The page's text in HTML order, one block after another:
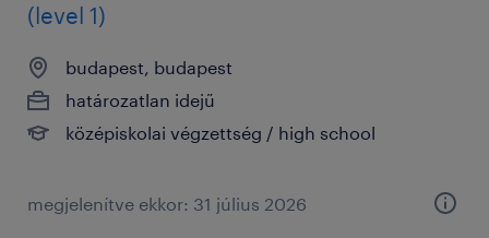
(level 1)
budapest, budapest
határozatlan idejű
középiskolai végzettség / high school
megjelenítve ekkor: 31 július 2026